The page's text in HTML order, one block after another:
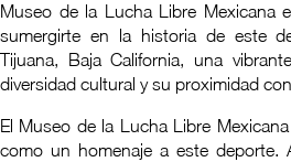
Museo de la Lucha Libre Mexicana
sumergirte en la historia de este
Tijuana, Baja California, una
diversidad cultural y su proximidad
El Museo de la Lucha Libre
como un homenaje a este deporte.